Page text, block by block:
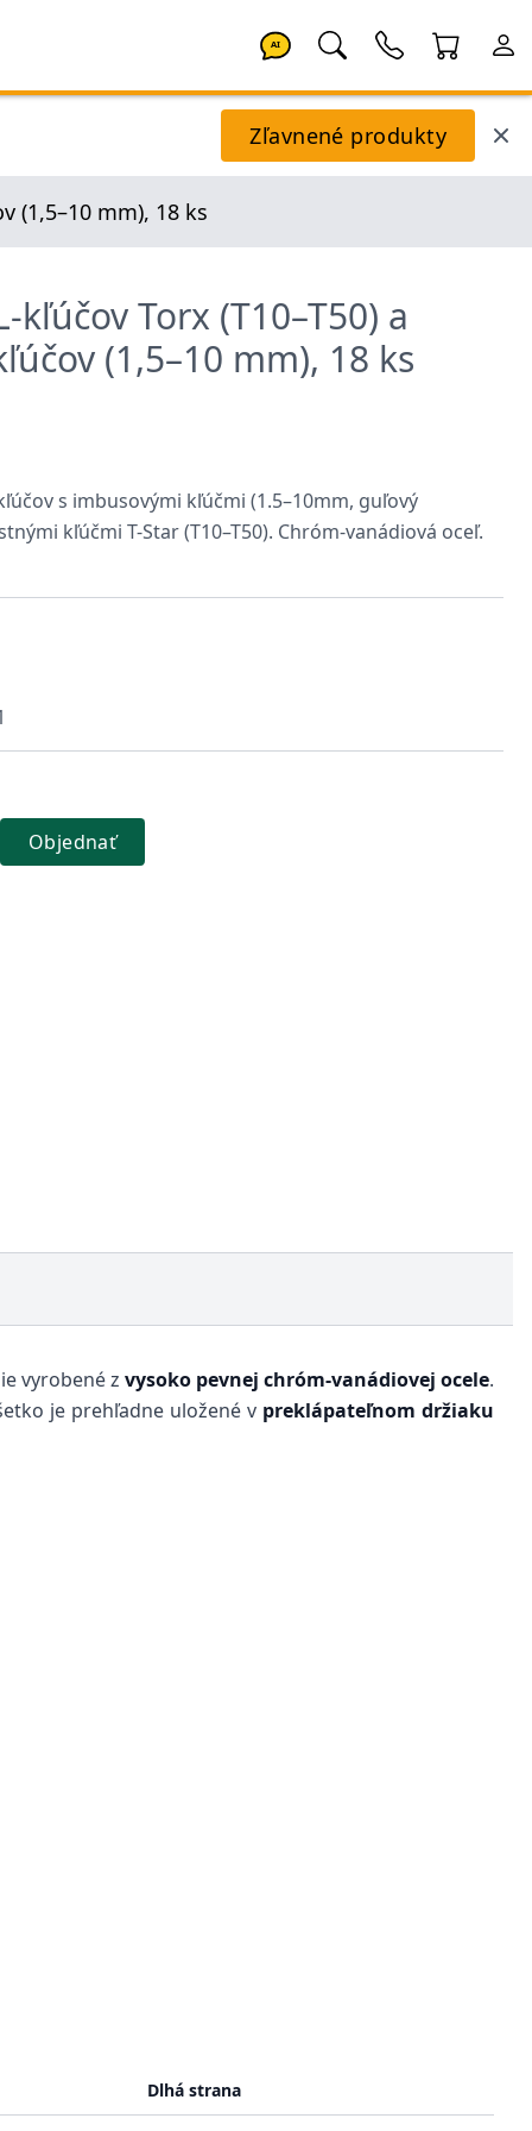
AI
Zľavnené produkty
(1,5–10 mm), 18 ks
kľúčov Torx (T10–T50) a
(1,5–10 mm), 18 ks
s imbusovými kľúčmi (1.5–10mm, guľový
kľúčmi T-Star (T10–T50). Chróm-vanádiová oceľ.
Objednať
vyrobené z vysoko pevnej chróm-vanádiovej ocele.
je prehľadne uložené v preklápateľnom držiaku
Dlhá strana